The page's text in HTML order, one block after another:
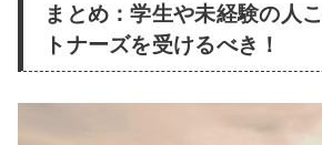
まとめ：学生や未経験の人
トナーズを受けるべき！